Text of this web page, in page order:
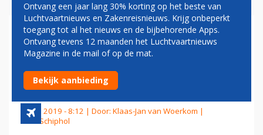
CONSUMENT EIST STEEDS
SNELLER GELD BIJ
VLUCHTVERTRAGING
24 juli 2019 - 8:12 | Door: Klaas-Jan van Woerkom |
Foto: Schiphol
Ontvang een jaar lang 30% korting op het beste van
Luchtvaartnieuws en Zakenreisnieuws. Krijg onbeperkt
toegang tot al het nieuws en de bijbehorende Apps.
Ontvang tevens 12 maanden het Luchtvaartnieuws
Magazine in de mail of op de mat.
Bekijk aanbieding